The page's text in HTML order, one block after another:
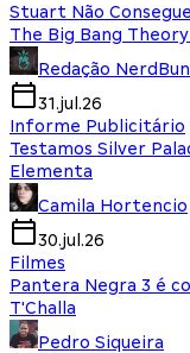
Stuart Não
The Big Bang
Redação
31.jul.26
Informe Publicitário
Testamos Silver
Elementa
Camila Hortencio
30.jul.26
Filmes
Pantera Negra 3 é
T'Challa
Pedro Siqueira